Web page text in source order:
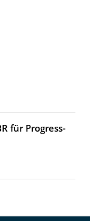
für Progress-